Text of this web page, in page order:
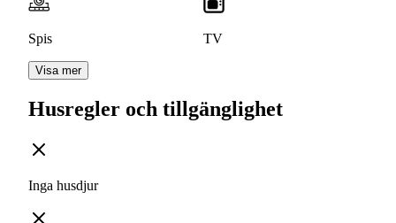
Spis TV
Visa mer
Husregler och tillgänglighet
Inga husdjur